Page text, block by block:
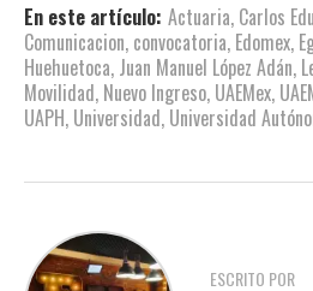
En este artículo: Actuaria, Carlos
Comunicacion, convocatoria, Edomex,
Huehuetoca, Juan Manuel López Adán,
Movilidad, Nuevo Ingreso, UAEMex,
UAPH, Universidad, Universidad
ESCRITO POR